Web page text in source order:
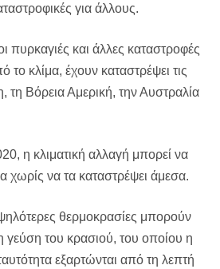
για άλλους.
πυρκαγιές και άλλες καταστροφές
κλίμα, έχουν καταστρέψει τις
Βόρεια Αμερική, την Αυστραλία
η κλιματική αλλαγή μπορεί να
χωρίς να τα καταστρέψει άμεσα.
θερμοκρασίες μπορούν
του κρασιού, του οποίου η
εξαρτώνται από τη λεπτή